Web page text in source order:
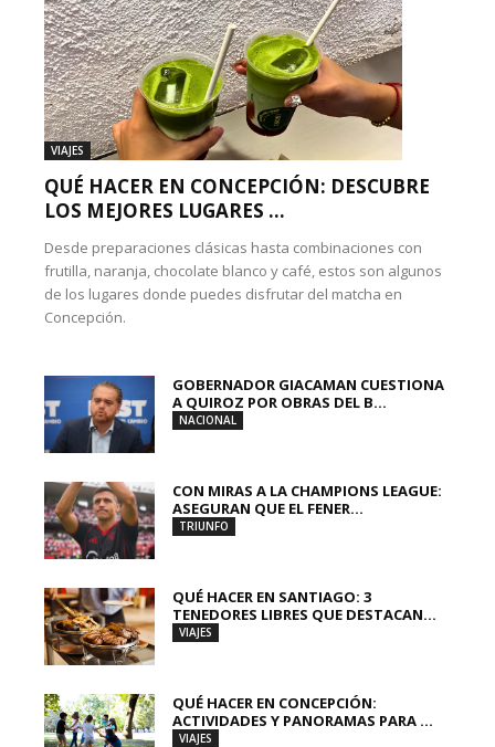
VIAJES
QUÉ HACER EN CONCEPCIÓN: DESCUBRE
LOS MEJORES LUGARES ...
Desde preparaciones clásicas hasta combinaciones con
frutilla, naranja, chocolate blanco y café, estos son algunos
de los lugares donde puedes disfrutar del matcha en
Concepción.
GOBERNADOR GIACAMAN CUESTIONA
A QUIROZ POR OBRAS DEL B...
NACIONAL
CON MIRAS A LA CHAMPIONS LEAGUE:
ASEGURAN QUE EL FENER...
TRIUNFO
QUÉ HACER EN SANTIAGO: 3
TENEDORES LIBRES QUE DESTACAN...
VIAJES
QUÉ HACER EN CONCEPCIÓN:
ACTIVIDADES Y PANORAMAS PARA ...
VIAJES